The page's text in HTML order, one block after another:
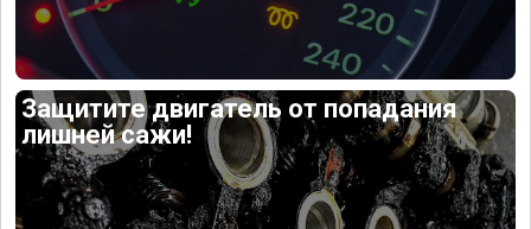
Защитите двигатель от попадания
лишней сажи!